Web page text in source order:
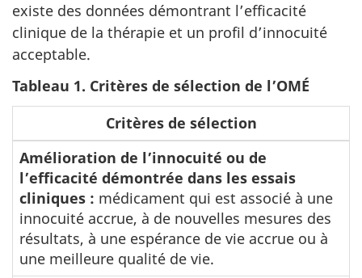
existe des données démontrant l’efficacité
clinique de la thérapie et un profil d’innocuité
acceptable.
Tableau 1. Critères de sélection de l’OMÉ
Critères de sélection
Amélioration de l’innocuité ou de
l’efficacité démontrée dans les essais
cliniques : médicament qui est associé à une
innocuité accrue, à de nouvelles mesures des
résultats, à une espérance de vie accrue ou à
une meilleure qualité de vie.